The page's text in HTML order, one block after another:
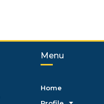
Menu
Home